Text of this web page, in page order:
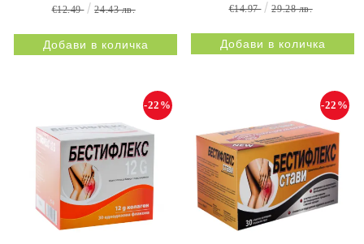
€12.49 24.43 лв. €14.97 29.28 лв.
-22% -22%